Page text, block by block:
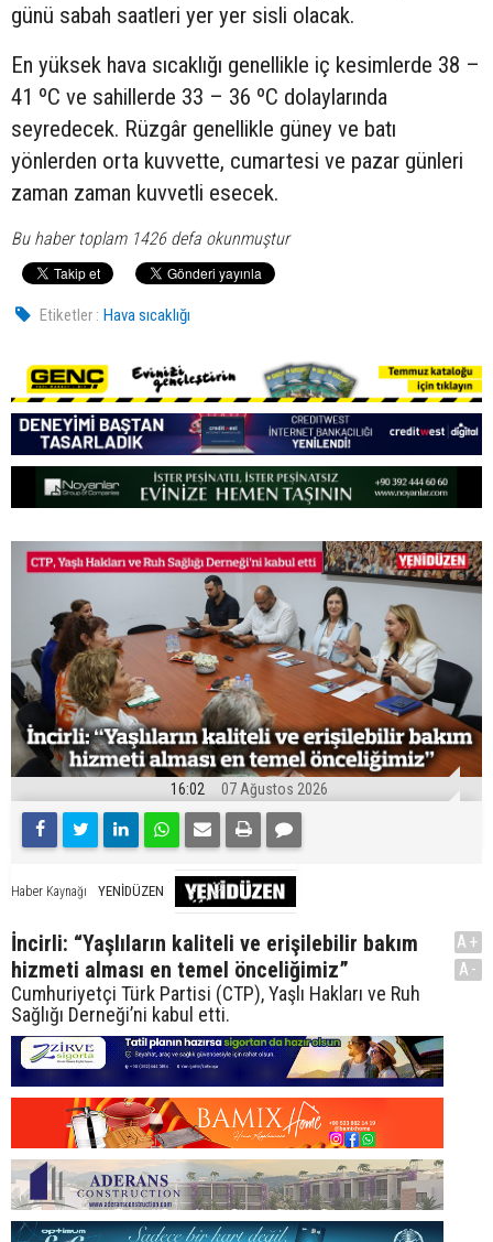
günü sabah saatleri yer yer sisli olacak.
En yüksek hava sıcaklığı genellikle iç kesimlerde 38 –
41 ºC ve sahillerde 33 – 36 ºC dolaylarında
seyredecek. Rüzgâr genellikle güney ve batı
yönlerden orta kuvvette, cumartesi ve pazar günleri
zaman zaman kuvvetli esecek.
Bu haber toplam 1426 defa okunmuştur
Etiketler : Hava sıcaklığı
16:02 07 Ağustos 2026
Haber Kaynağı YENİDÜZEN
İncirli: “Yaşlıların kaliteli ve erişilebilir bakım
hizmeti alması en temel önceliğimiz”
Cumhuriyetçi Türk Partisi (CTP), Yaşlı Hakları ve Ruh
Sağlığı Derneği’ni kabul etti.
A+
A-